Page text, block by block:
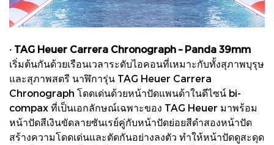
· TAG Heuer Carrera Chronograph – Panda 39mm
เริ่มต้นกันด้วยเรือนเวลาระดับไอคอนที่เหมาะกับทั้งสุภาพบุรุษ
และสุภาพสตรี นาฬิการุ่น TAG Heuer Carrera
Chronograph โดดเด่นด้วยหน้าปัดแพนด้าในดีไซน์ bi-
compax ที่เป็นเอกลักษณ์เฉพาะของ TAG Heuer มาพร้อม
หน้าปัดสีเงินขัดลายซันเรย์คู่กับหน้าปัดย่อยสีดำสองหน้าปัด
สร้างความโดดเด่นและตัดกันอย่างลงตัว ทำให้หน้าปัดดูสะดุด